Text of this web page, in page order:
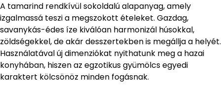
A tamarind rendkívül sokoldalú alapanyag, amely
izgalmassá teszi a megszokott ételeket. Gazdag,
savanykás-édes íze kiválóan harmonizál húsokkal,
zöldségekkel, de akár desszertekben is megállja a helyét.
Használatával új dimenziókat nyithatunk meg a hazai
konyhában, hiszen az egzotikus gyümölcs egyedi
karaktert kölcsönöz minden fogásnak.